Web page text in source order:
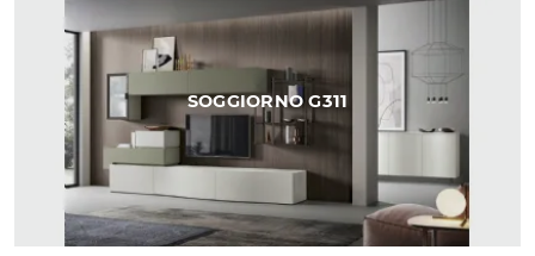
SOGGIORNO G311